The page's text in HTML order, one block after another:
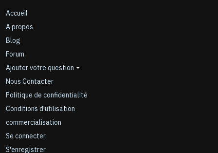
Accueil
A propos
Blog
Forum
Ajouter votre question
Nous Contacter
Politique de confidentialité
Conditions d'utilisation
commercialisation
Se connecter
S'enregistrer